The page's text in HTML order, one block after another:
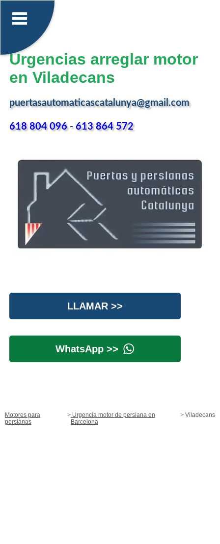
Urgencias arreglar motor
en Viladecans
puertasautomaticascatalunya@gmail.com
618 804 096-613 864 572
LLAMAR >>
WhatsApp >>
Motores para
persianas
Urgencia motor de persiana en
Barcelona
Viladecans